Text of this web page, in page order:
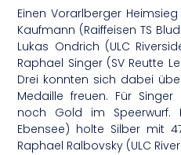
Einen Vorarlberger
Kaufmann (Raiffeisen TS
Lukas Ondrich (ULC
Raphael Singer (SV Reutte
Drei konnten sich dabei
Medaille freuen. Für
noch Gold im Speerwurf.
Ebensee) holte Silber mit
Raphael Ralbovsky (ULC